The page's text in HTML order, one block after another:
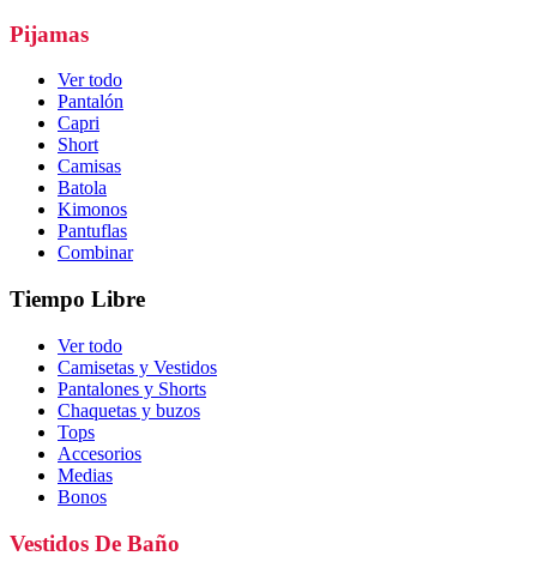
Pijamas
Ver todo
Pantalón
Capri
Short
Camisas
Batola
Kimonos
Pantuflas
Combinar
Tiempo Libre
Ver todo
Camisetas y Vestidos
Pantalones y Shorts
Chaquetas y buzos
Tops
Accesorios
Medias
Bonos
Vestidos De Baño